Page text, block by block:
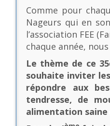
Comme pour
Nageurs qui en
l’association FEE
chaque année,
Le thème de ce
souhaite inviter
répondre aux
tendresse, de
alimentation